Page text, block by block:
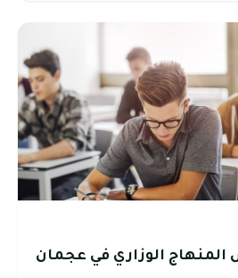
الوزاري في عجمان